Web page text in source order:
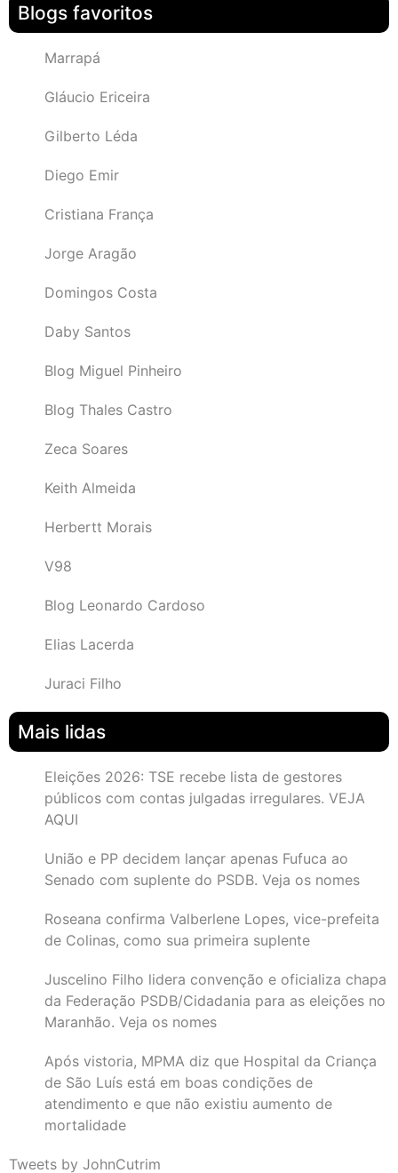
Blogs favoritos
Marrapá
Gláucio Ericeira
Gilberto Léda
Diego Emir
Cristiana França
Jorge Aragão
Domingos Costa
Daby Santos
Blog Miguel Pinheiro
Blog Thales Castro
Zeca Soares
Keith Almeida
Herbertt Morais
V98
Blog Leonardo Cardoso
Elias Lacerda
Juraci Filho
Mais lidas
Eleições 2026: TSE recebe lista de gestores
públicos com contas julgadas irregulares. VEJA
AQUI
União e PP decidem lançar apenas Fufuca ao
Senado com suplente do PSDB. Veja os nomes
Roseana confirma Valberlene Lopes, vice-prefeita
de Colinas, como sua primeira suplente
Juscelino Filho lidera convenção e oficializa chapa
da Federação PSDB/Cidadania para as eleições no
Maranhão. Veja os nomes
Após vistoria, MPMA diz que Hospital da Criança
de São Luís está em boas condições de
atendimento e que não existiu aumento de
mortalidade
Tweets by JohnCutrim